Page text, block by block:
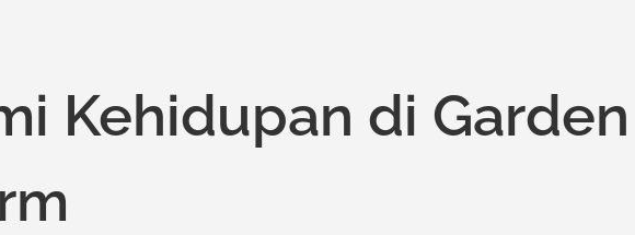
Kehidupan di Garden